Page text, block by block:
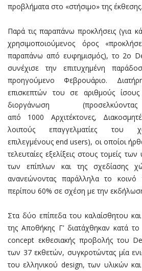
προβλήματα στο «στήσιμο» της έκθεσης.
Παρά τις παραπάνω προκλήσεις (για
χρησιμοποιούμενος όρος
παραπάνω από ευφημισμός), το 2ο
συνέχισε την επιτυχημένη
προηγούμενο Φεβρουάριο.
επισκεπτών του σε αριθμούς
διοργάνωση
από 1000 Αρχιτέκτονες,
λοιπούς επαγγελματίες του
επιλεγμένους end users), οι οποίοι
τελευταίες εξελίξεις στους τομείς
των επίπλων και της σχεδίασης
ανανεώνοντας παράλληλα το
περίπου 60% σε σχέση με την
Στα δύο επίπεδα του καλαίσθητου
της Αποθήκης Γ’ διατάχθηκαν κατά το
concept εκθεσιακής προβολής του
των 37 εκθετών, συγκροτώντας μία
του ελληνικού design, των υλικών